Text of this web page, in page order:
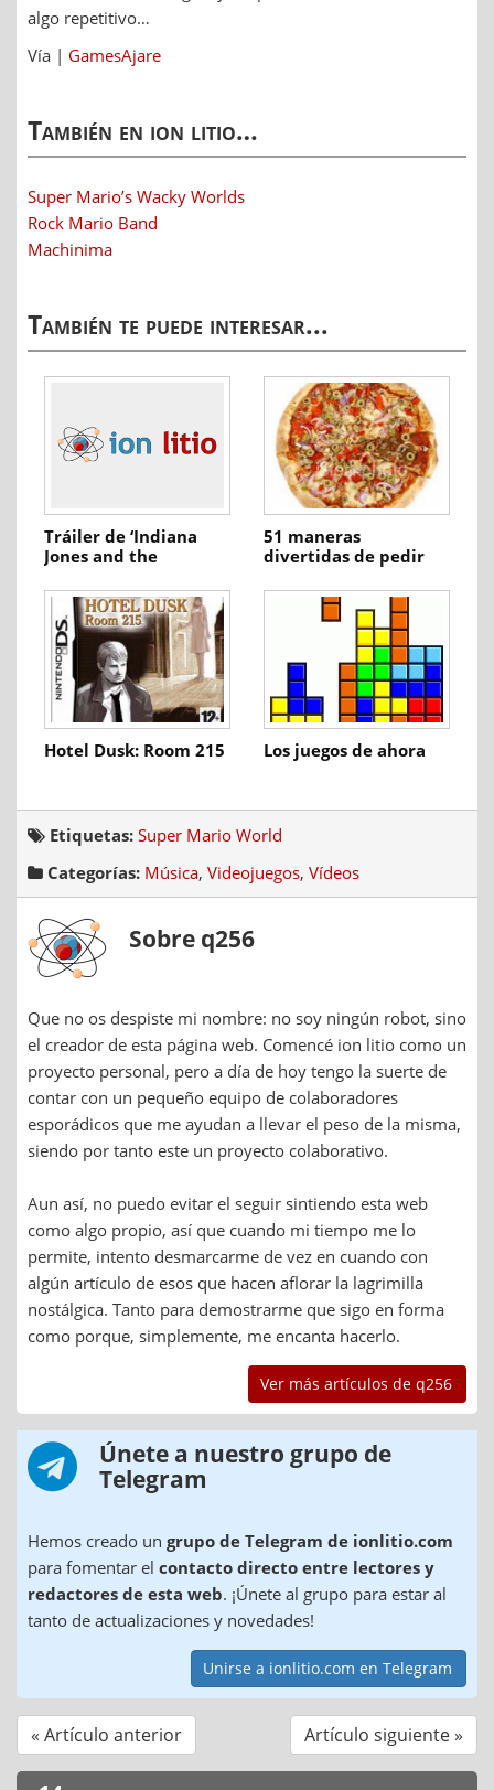
algo repetitivo…
Vía | GamesAjare
También en ion litio…
Super Mario’s Wacky Worlds
Rock Mario Band
Machinima
También te puede interesar...
Tráiler de ‘Indiana
Jones and the
Crystal Skull’
51 maneras
divertidas de pedir
Hotel Dusk: Room 215 Los juegos de ahora
Etiquetas: Super Mario World
Categorías: Música, Videojuegos, Vídeos
Sobre q256
Que no os despiste mi nombre: no soy ningún robot, sino
el creador de esta página web. Comencé ion litio como un
proyecto personal, pero a día de hoy tengo la suerte de
contar con un pequeño equipo de colaboradores
esporádicos que me ayudan a llevar el peso de la misma,
siendo por tanto este un proyecto colaborativo.
Aun así, no puedo evitar el seguir sintiendo esta web
como algo propio, así que cuando mi tiempo me lo
permite, intento desmarcarme de vez en cuando con
algún artículo de esos que hacen aflorar la lagrimilla
nostálgica. Tanto para demostrarme que sigo en forma
como porque, simplemente, me encanta hacerlo.
Ver más artículos de q256
Únete a nuestro grupo de
Telegram
Hemos creado un grupo de Telegram de ionlitio.com
para fomentar el contacto directo entre lectores y
redactores de esta web. ¡Únete al grupo para estar al
tanto de actualizaciones y novedades!
Unirse a ionlitio.com en Telegram
« Artículo anterior Artículo siguiente »